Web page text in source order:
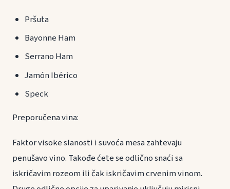
Pršuta
Bayonne Ham
Serrano Ham
Jamón Ibérico
Speck
Preporučena vina:
Faktor visoke slanosti i suvoća mesa zahtevaju
penušavo vino. Takođe ćete se odlično snaći sa
iskričavim rozeom ili čak iskričavim crvenim vinom.